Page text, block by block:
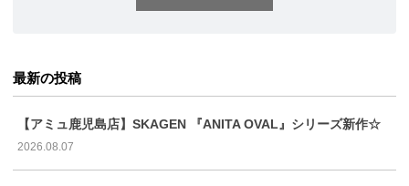
最新の投稿
【アミュ鹿児島店】SKAGEN 『ANITA OVAL』シリーズ新作☆
2026.08.07